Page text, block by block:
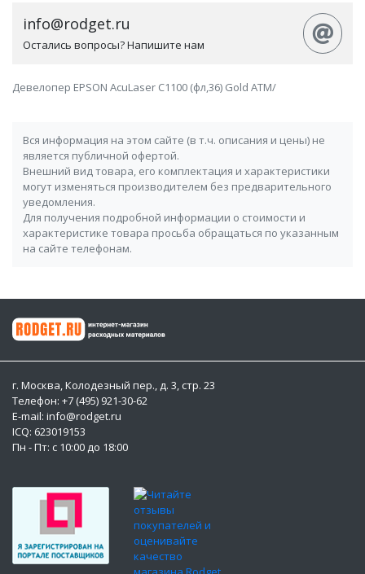
info@rodget.ru
Остались вопросы? Напишите нам
Девелопер EPSON AcuLaser C1100 (фл,36) Gold ATM/
Вся информация на этом сайте (в т.ч. описания и цены) не
является публичной офертой.
Внешний вид товара, его комплектация и характеристики
могут изменяться производителем без предварительного
уведомления.
Для получения подробной информации о стоимости и
характеристике товара просьба обращаться по указанным
на сайте телефонам.
г. Москва, Колодезный пер., д. 3, стр. 23
Телефон: +7 (495) 921-30-62
E-mail: info@rodget.ru
ICQ: 623019153
Пн - Пт: с 10:00 до 18:00